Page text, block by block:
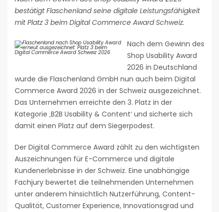
bestätigt Flaschenland seine digitale Leistungsfähigkeit
mit Platz 3 beim Digital Commerce Award Schweiz.
Nach dem Gewinn des
Shop Usability Award
2026 in Deutschland
wurde die Flaschenland GmbH nun auch beim Digital
Commerce Award 2026 in der Schweiz ausgezeichnet.
Das Unternehmen erreichte den 3. Platz in der
Kategorie ‚B2B Usability & Content‘ und sicherte sich
damit einen Platz auf dem Siegerpodest.
Der Digital Commerce Award zählt zu den wichtigsten
Auszeichnungen für E-Commerce und digitale
Kundenerlebnisse in der Schweiz. Eine unabhängige
Fachjury bewertet die teilnehmenden Unternehmen
unter anderem hinsichtlich Nutzerführung, Content-
Qualität, Customer Experience, Innovationsgrad und